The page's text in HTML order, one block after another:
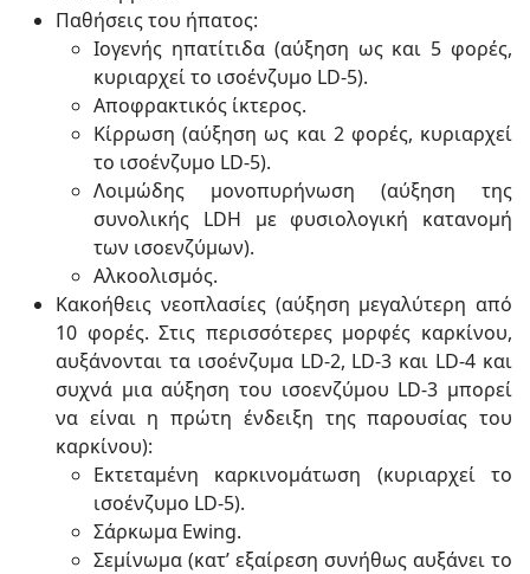
Παθήσεις του ήπατος:
Ιογενής ηπατίτιδα (αύξηση ως και 5 φορές,
κυριαρχεί το ισοένζυμο LD-5).
Αποφρακτικός ίκτερος.
Κίρρωση (αύξηση ως και 2 φορές, κυριαρχεί
το ισοένζυμο LD-5).
Λοιμώδης μονοπυρήνωση (αύξηση της
συνολικής LDΗ με φυσιολογική κατανομή
των ισοενζύμων).
Αλκοολισμός.
Κακοήθεις νεοπλασίες (αύξηση μεγαλύτερη από
10 φορές. Στις περισσότερες μορφές καρκίνου,
αυξάνονται τα ισοένζυμα LD-2, LD-3 και LD-4 και
συχνά μια αύξηση του ισοενζύμου LD-3 μπορεί
να είναι η πρώτη ένδειξη της παρουσίας του
καρκίνου):
Εκτεταμένη καρκινομάτωση (κυριαρχεί το
ισοένζυμο LD-5).
Σάρκωμα Ewing.
Σεμίνωμα (κατ’ εξαίρεση συνήθως αυξάνει το